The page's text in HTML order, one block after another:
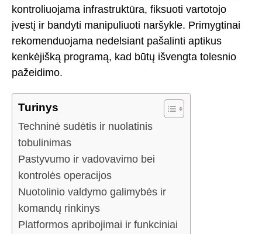
kontroliuojama infrastruktūra, fiksuoti vartotojo
įvestį ir bandyti manipuliuoti naršykle. Primygtinai
rekomenduojama nedelsiant pašalinti aptikus
kenkėjišką programą, kad būtų išvengta tolesnio
pažeidimo.
Turinys
Techninė sudėtis ir nuolatinis
tobulinimas
Pastyvumo ir vadovavimo bei
kontrolės operacijos
Nuotolinio valdymo galimybės ir
komandų rinkinys
Platformos apribojimai ir funkciniai